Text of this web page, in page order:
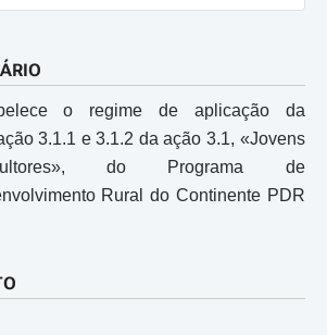
o regime de aplicação da
3.1.1 e 3.1.2 da ação 3.1, «Jovens
do Programa de
Rural do Continente PDR